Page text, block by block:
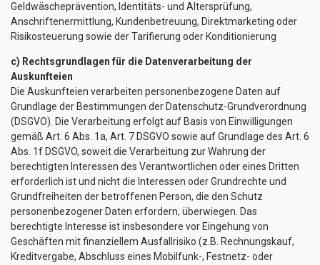
Geldwäscheprävention, Identitäts- und Altersprüfung,
Anschriftenermittlung, Kundenbetreuung, Direktmarketing oder
Risikosteuerung sowie der Tarifierung oder Konditionierung
c) Rechtsgrundlagen für die Datenverarbeitung der
Auskunfteien
Die Auskunfteien verarbeiten personenbezogene Daten auf
Grundlage der Bestimmungen der Datenschutz-Grundverordnung
(DSGVO). Die Verarbeitung erfolgt auf Basis von Einwilligungen
gemäß Art. 6 Abs. 1a, Art. 7 DSGVO sowie auf Grundlage des Art. 6
Abs. 1f DSGVO, soweit die Verarbeitung zur Wahrung der
berechtigten Interessen des Verantwortlichen oder eines Dritten
erforderlich ist und nicht die Interessen oder Grundrechte und
Grundfreiheiten der betroffenen Person, die den Schutz
personenbezogener Daten erfordern, überwiegen. Das
berechtigte Interesse ist insbesondere vor Eingehung von
Geschäften mit finanziellem Ausfallrisiko (z.B. Rechnungskauf,
Kreditvergabe, Abschluss eines Mobilfunk-, Festnetz- oder